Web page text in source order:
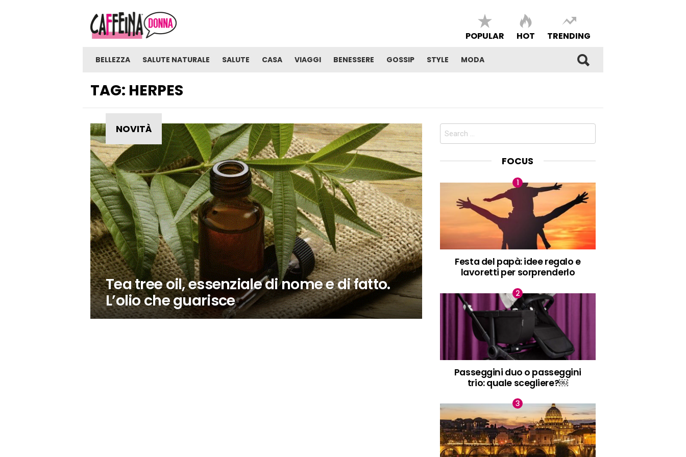
POPULAR HOT TRENDING
BELLEZZA SALUTE NATURALE SALUTE CASA VIAGGI BENESSERE GOSSIP STYLE MODA
TAG: HERPES
NOVITÀ
Tea tree oil, essenziale di nome e di fatto.
L’olio che guarisce
Search
FOCUS
Festa del papà: idee regalo e
lavoretti per sorprenderlo
Passeggini duo o passeggini
trio: quale scegliere?￼